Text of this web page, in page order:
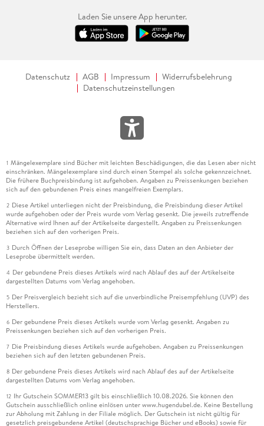
Laden Sie unsere App herunter.
Datenschutz AGB Impressum
Widerrufsbelehrung
Datenschutzeinstellungen
1 Mängelexemplare sind Bücher mit leichten Beschädigungen, die das Lesen aber nicht
einschränken. Mängelexemplare sind durch einen Stempel als solche gekennzeichnet.
Die frühere Buchpreisbindung ist aufgehoben. Angaben zu Preissenkungen beziehen
sich auf den gebundenen Preis eines mangelfreien Exemplars.
2 Diese Artikel unterliegen nicht der Preisbindung, die Preisbindung dieser Artikel
wurde aufgehoben oder der Preis wurde vom Verlag gesenkt. Die jeweils zutreffende
Alternative wird Ihnen auf der Artikelseite dargestellt. Angaben zu Preissenkungen
beziehen sich auf den vorherigen Preis.
3 Durch Öffnen der Leseprobe willigen Sie ein, dass Daten an den Anbieter der
Leseprobe übermittelt werden.
4 Der gebundene Preis dieses Artikels wird nach Ablauf des auf der Artikelseite
dargestellten Datums vom Verlag angehoben.
5 Der Preisvergleich bezieht sich auf die unverbindliche Preisempfehlung (UVP) des
Herstellers.
6 Der gebundene Preis dieses Artikels wurde vom Verlag gesenkt. Angaben zu
Preissenkungen beziehen sich auf den vorherigen Preis.
7 Die Preisbindung dieses Artikels wurde aufgehoben. Angaben zu Preissenkungen
beziehen sich auf den letzten gebundenen Preis.
8 Der gebundene Preis dieses Artikels wird nach Ablauf des auf der Artikelseite
dargestellten Datums vom Verlag angehoben.
12 Ihr Gutschein SOMMER13 gilt bis einschließlich 10.08.2026. Sie können den
Gutschein ausschließlich online einlösen unter www.hugendubel.de. Keine Bestellung
zur Abholung mit Zahlung in der Filiale möglich. Der Gutschein ist nicht gültig für
gesetzlich preisgebundene Artikel (deutschsprachige Bücher und eBooks) sowie für